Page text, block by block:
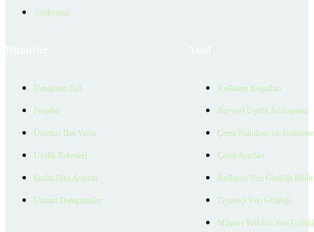
Verilerimiz
Danışman Bul
Projeler
Ücretsiz İlan Verin
Üyelik Paketleri
EmlakZeka Asistan
Uzman Danışmanlar
Kullanım Koşulları
Bireysel Üyelik Sözleşmesi
Çerez Politikası ve
Çerez Ayarları
Kullanıcı Veri Gizliliği
Ziyaretçi Veri Gizliliği
Müşteri Yetkilisi Veri